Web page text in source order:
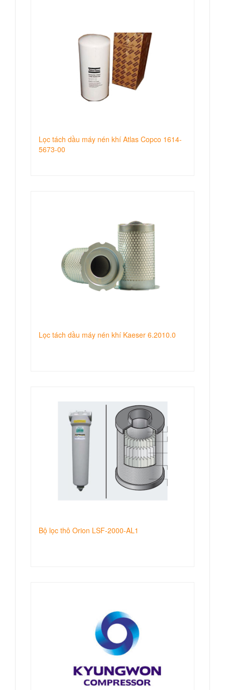
Lọc tách dầu máy nén khí Atlas Copco 1614-
5673-00
Lọc tách dầu máy nén khí Kaeser 6.2010.0
Bộ lọc thô Orion LSF-2000-AL1